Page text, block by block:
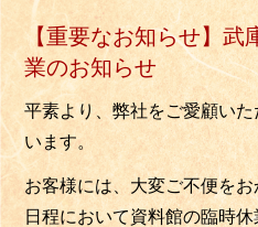
【重要なお知らせ】武
業のお知らせ
平素より、弊社をご愛顧い
います。
お客様には、大変ご不便を
日程において資料館の臨時